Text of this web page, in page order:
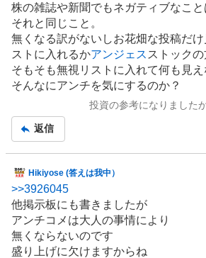
示
板
記
事
株の雑誌や新聞でもネガティブなこと
それと同じこと。
無くなる訳がないしお花畑な投稿だ
ストに入れるかアンジェス ストックの
そもそも無視リストに入れて何も見
そんなにアンチを気にするのか？
投資の参考になりました
返信
掲
示
板
記
事
Hikiyose (答えは我中）
>>3926045
他掲示板にも書きましたが
アンチコメは大人の事情により
無くならないのです
盛り上げに欠けますからね